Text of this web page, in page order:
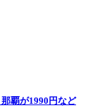
覇が1990円など